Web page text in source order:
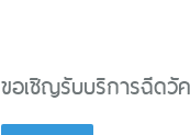
ขอเชิญรับบริการฉีด